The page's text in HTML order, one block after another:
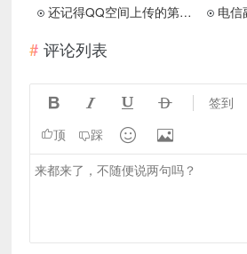
还记得QQ空间上传的第一张照片吗？
评论列表
    签到
顶 踩  